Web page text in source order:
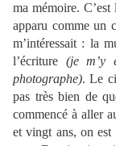
ma mémoire.
apparu comme un
m’intéressait : la
l’écriture (je m’y
photographe). Le
pas très bien de
commencé à aller
et vingt ans, on est